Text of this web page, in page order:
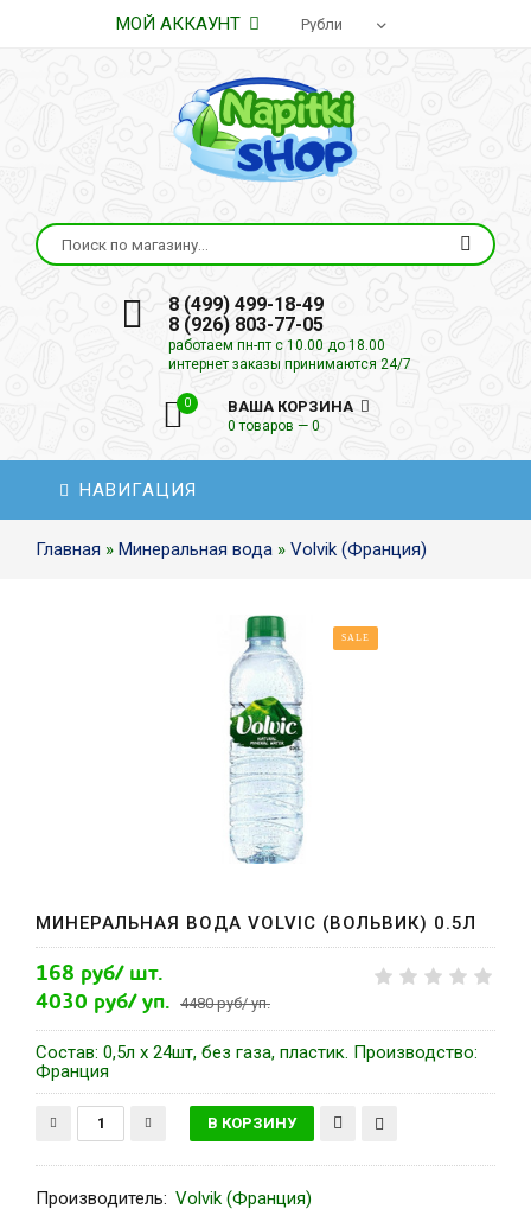
МОЙ АККАУНТ
8 (499) 499-18-49
8 (926) 803-77-05
работаем пн-пт с 10.00 до 18.00
интернет заказы принимаются 24/7
0 ВАША КОРЗИНА
0 товаров — 0
НАВИГАЦИЯ
Главная » Минеральная вода » Volvik (Франция)
SALE
МИНЕРАЛЬНАЯ ВОДА VOLVIC (ВОЛЬВИК) 0.5Л
168 руб/ шт.
4030 руб/ уп. 4480 руб/ уп.
Состав: 0,5л х 24шт, без газа, пластик. Производство:
Франция
Производитель: Volvik (Франция)